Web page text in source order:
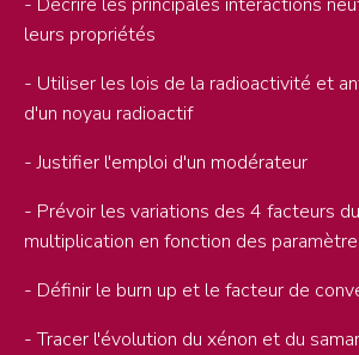
leurs propriétés
- Utiliser les lois de la radioactivité et
d'un noyau radioactif
- Justifier l'emploi d'un modérateur
- Prévoir les variations des 4 facteurs
multiplication en fonction des
- Définir le burn up et le facteur de
- Tracer l'évolution du xénon et du